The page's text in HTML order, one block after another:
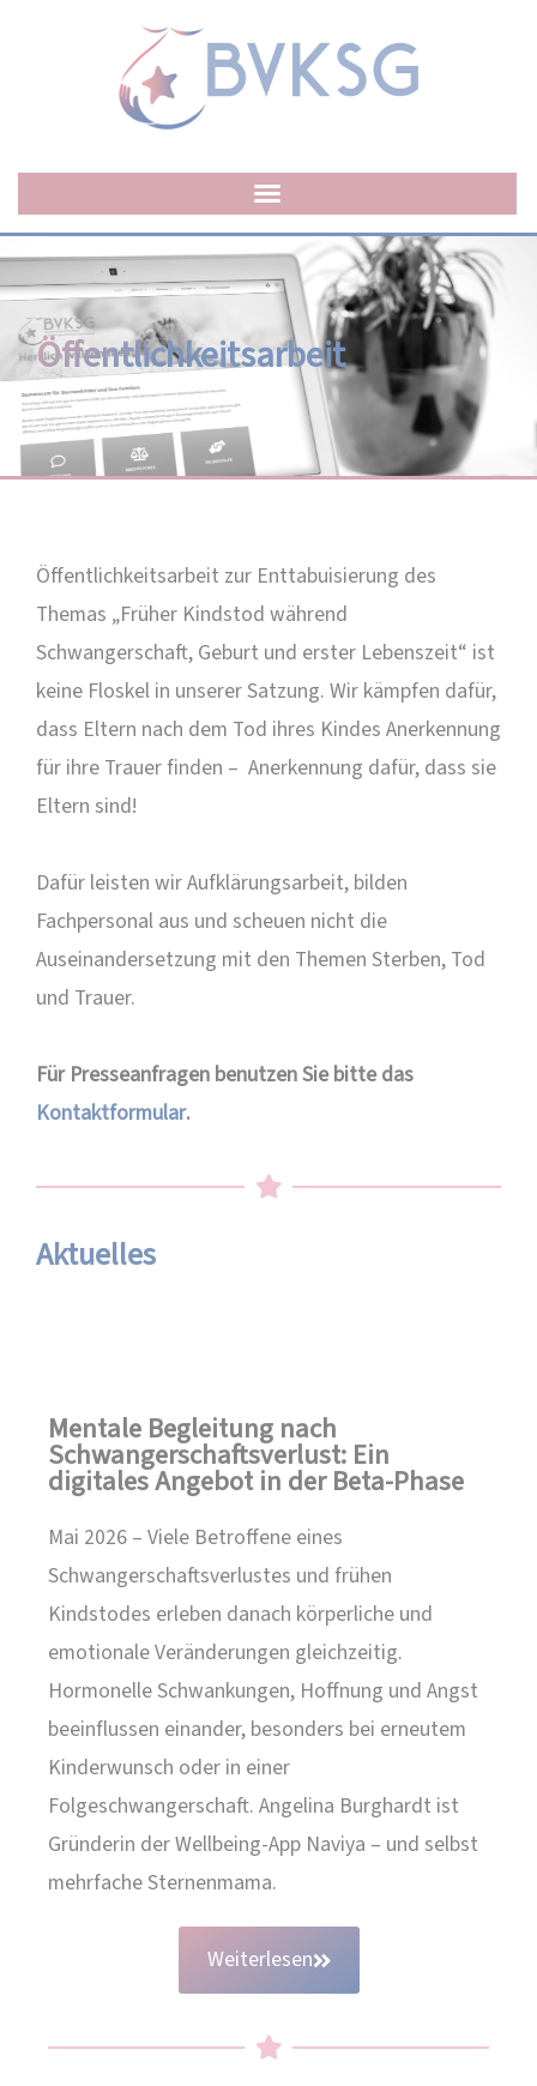
Öffentlichkeitsarbeit
Öffentlichkeitsarbeit zur Enttabuisierung des
Themas „Früher Kindstod während
Schwangerschaft, Geburt und erster Lebenszeit“ ist
keine Floskel in unserer Satzung. Wir kämpfen dafür,
dass Eltern nach dem Tod ihres Kindes Anerkennung
für ihre Trauer finden – Anerkennung dafür, dass sie
Eltern sind!
Dafür leisten wir Aufklärungsarbeit, bilden
Fachpersonal aus und scheuen nicht die
Auseinandersetzung mit den Themen Sterben, Tod
und Trauer.
Für Presseanfragen benutzen Sie bitte das
Kontaktformular.
Aktuelles
Mentale Begleitung nach
Schwangerschaftsverlust: Ein
digitales Angebot in der Beta-Phase
Mai 2026 – Viele Betroffene eines
Schwangerschaftsverlustes und frühen
Kindstodes erleben danach körperliche und
emotionale Veränderungen gleichzeitig.
Hormonelle Schwankungen, Hoffnung und Angst
beeinflussen einander, besonders bei erneutem
Kinderwunsch oder in einer
Folgeschwangerschaft. Angelina Burghardt ist
Gründerin der Wellbeing-App Naviya – und selbst
mehrfache Sternenmama.
Weiterlesen